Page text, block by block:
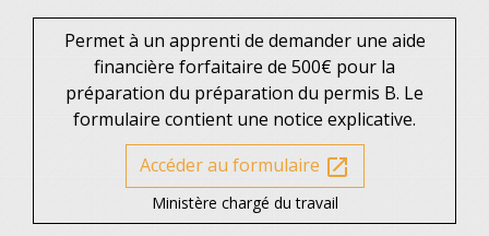
Permet à un apprenti de demander une aide
financière forfaitaire de 500€ pour la
préparation du préparation du permis B. Le
formulaire contient une notice explicative.
Accéder au formulaire open_in_new
Ministère chargé du travail